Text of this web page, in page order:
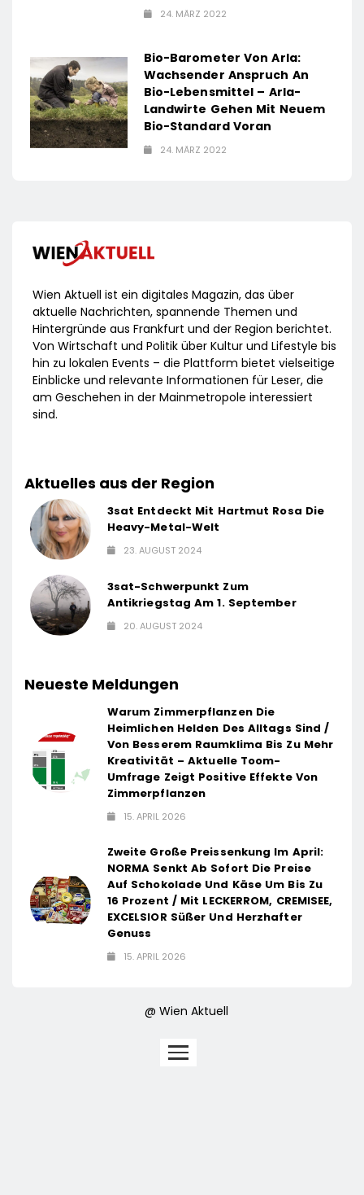
24. MÄRZ 2022
Bio-Barometer Von Arla:
Wachsender Anspruch An
Bio-Lebensmittel – Arla-
Landwirte Gehen Mit Neuem
Bio-Standard Voran
24. MÄRZ 2022
Wien Aktuell ist ein digitales Magazin, das über
aktuelle Nachrichten, spannende Themen und
Hintergründe aus Frankfurt und der Region berichtet.
Von Wirtschaft und Politik über Kultur und Lifestyle bis
hin zu lokalen Events – die Plattform bietet vielseitige
Einblicke und relevante Informationen für Leser, die
am Geschehen in der Mainmetropole interessiert
sind.
Aktuelles aus der Region
3sat Entdeckt Mit Hartmut Rosa Die
Heavy-Metal-Welt
23. AUGUST 2024
3sat-Schwerpunkt Zum
Antikriegstag Am 1. September
20. AUGUST 2024
Neueste Meldungen
Warum Zimmerpflanzen Die
Heimlichen Helden Des Alltags Sind /
Von Besserem Raumklima Bis Zu Mehr
Kreativität – Aktuelle Toom-
Umfrage Zeigt Positive Effekte Von
Zimmerpflanzen
15. APRIL 2026
Zweite Große Preissenkung Im April:
NORMA Senkt Ab Sofort Die Preise
Auf Schokolade Und Käse Um Bis Zu
16 Prozent / Mit LECKERROM, CREMISEE,
EXCELSIOR Süßer Und Herzhafter
Genuss
15. APRIL 2026
@ Wien Aktuell